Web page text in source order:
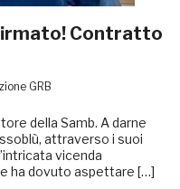
Contratto
GRB
della Samb. A darne
attraverso i suoi
vicenda
ha dovuto aspettare […]